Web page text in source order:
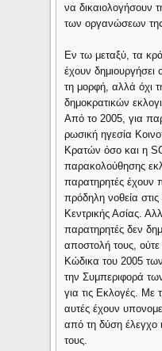
να δικαιολογήσουν
των οργανώσεων
Εν τω μεταξύ, τα
έχουν δημιουργήσει
τη μορφή, αλλά όχι
δημοκρατικών
Από το 2005, για
ρωσική ηγεσία
Κρατών όσο και η
παρακολούθησης
παρατηρητές έχουν
πρόδηλη νοθεία
Κεντρικής Ασίας.
παρατηρητές δεν
αποστολή τους,
Κώδικα του 2005
την Συμπεριφορά
για τις Εκλογές. Με
αυτές έχουν
από τη δύση έλεγχο
τους.